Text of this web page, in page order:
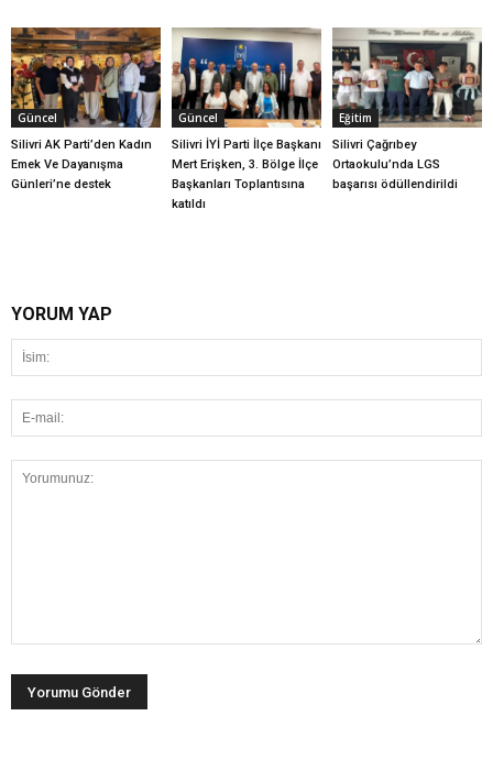
Güncel
Silivri AK Parti’den Kadın
Emek Ve Dayanışma
Günleri’ne destek
Güncel
Silivri İYİ Parti İlçe Başkanı
Mert Erişken, 3. Bölge İlçe
Başkanları Toplantısına
katıldı
Eğitim
Silivri Çağrıbey
Ortaokulu’nda LGS
başarısı ödüllendirildi
YORUM YAP